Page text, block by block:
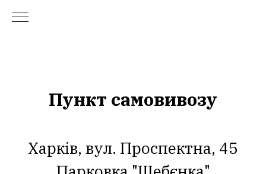
Пункт самовивозу
Харків, вул. Проспектна, 45